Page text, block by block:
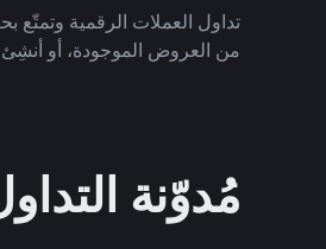
تداول العملات الرقمية وتمتّع
من العروض الموجودة، أو أنشِئ
مُدوّنة